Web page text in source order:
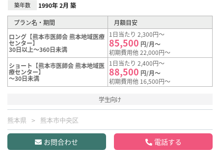
築年数 1990年 2月 築
プラン名・期間
月額目安
ロング【熊本市医師会 熊本地域医療
センター】
30日以上～360日未満
1日当たり 2,300円～
85,500 円/月～
初期費用他 22,000円～
ショート【熊本市医師会 熊本地域医
療センター】
～30日未満
1日当たり 2,400円～
88,500 円/月～
初期費用他 16,500円～
学生向け
熊本県 熊本市中央区
お問合わせ 電話する